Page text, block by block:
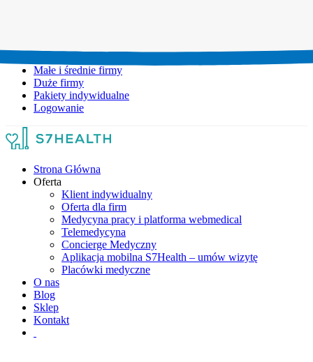
Małe i średnie firmy
Duże firmy
Pakiety indywidualne
Logowanie
Strona Główna
Oferta
Klient indywidualny
Oferta dla firm
Medycyna pracy i platforma webmedical
Telemedycyna
Concierge Medyczny
Aplikacja mobilna S7Health – umów wizytę
Placówki medyczne
O nas
Blog
Sklep
Kontakt